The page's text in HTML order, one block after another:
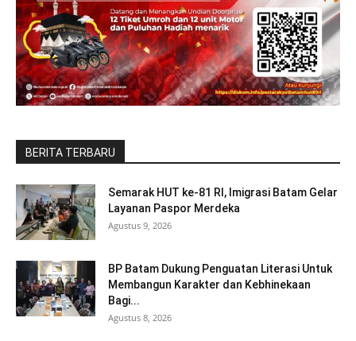
BERITA TERBARU
Semarak HUT ke-81 RI, Imigrasi Batam Gelar
Layanan Paspor Merdeka
Agustus 9, 2026
BP Batam Dukung Penguatan Literasi Untuk
Membangun Karakter dan Kebhinekaan
Bagi...
Agustus 8, 2026